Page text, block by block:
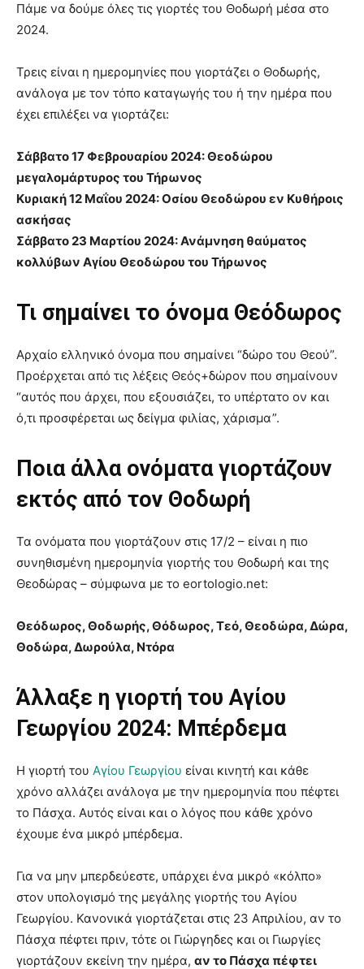
Πάμε να δούμε όλες τις γιορτές του Θοδωρή μέσα στο
2024.
Τρεις είναι η ημερομηνίες που γιορτάζει ο Θοδωρής,
ανάλογα με τον τόπο καταγωγής του ή την ημέρα που
έχει επιλέξει να γιορτάζει:
Σάββατο 17 Φεβρουαρίου 2024: Θεοδώρου
μεγαλομάρτυρος του Τήρωνος
Κυριακή 12 Μαΐου 2024: Οσίου Θεοδώρου εν Κυθήροις
ασκήσας
Σάββατο 23 Μαρτίου 2024: Ανάμνηση θαύματος
κολλύβων Αγίου Θεοδώρου του Τήρωνος
Τι σημαίνει το όνομα Θεόδωρος
Αρχαίο ελληνικό όνομα που σημαίνει “δώρο του Θεού”.
Προέρχεται από τις λέξεις Θεός+δώρον που σημαίνουν
“αυτός που άρχει, που εξουσιάζει, το υπέρτατο ον και
ό,τι προσφέρεται ως δείγμα φιλίας, χάρισμα”.
Ποια άλλα ονόματα γιορτάζουν
εκτός από τον Θοδωρή
Τα ονόματα που γιορτάζουν στις 17/2 – είναι η πιο
συνηθισμένη ημερομηνία γιορτής του Θοδωρή και της
Θεοδώρας – σύμφωνα με το eortologio.net:
Θεόδωρος, Θοδωρής, Θόδωρος, Τεό, Θεοδώρα, Δώρα,
Θοδώρα, Δωρούλα, Ντόρα
Άλλαξε η γιορτή του Αγίου
Γεωργίου 2024: Μπέρδεμα
Η γιορτή του Αγίου Γεωργίου είναι κινητή και κάθε
χρόνο αλλάζει ανάλογα με την ημερομηνία που πέφτει
το Πάσχα. Αυτός είναι και ο λόγος που κάθε χρόνο
έχουμε ένα μικρό μπέρδεμα.
Για να μην μπερδεύεστε, υπάρχει ένα μικρό «κόλπο»
στον υπολογισμό της μεγάλης γιορτής του Αγίου
Γεωργίου. Κανονικά γιορτάζεται στις 23 Απριλίου, αν το
Πάσχα πέφτει πριν, τότε οι Γιώργηδες και οι Γιωργίες
γιορτάζουν εκείνη την ημέρα, αν το Πάσχα πέφτει